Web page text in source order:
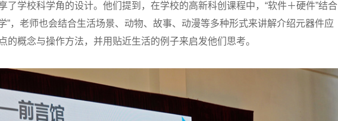
学校科学角的设计。他们提到，在学校的高新科创课程中，“软件＋硬件”结合
”，老师也会结合生活场景、动物、故事、动漫等多种形式来讲解介绍元器件应
的概念与操作方法，并用贴近生活的例子来启发他们思考。